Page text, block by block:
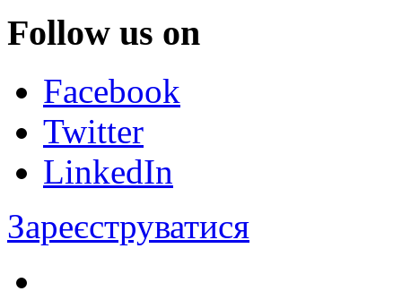
Follow us on
Facebook
Twitter
LinkedIn
Зареєструватися